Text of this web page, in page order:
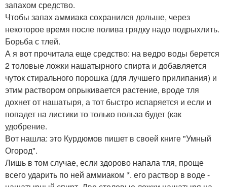
запахом средство.
Чтобы запах аммиака сохранился дольше, через
некоторое время после полива грядку надо подрыхлить.
Борьба с тлей.
А я вот прочитала еще средство: на ведро воды берется
2 толовые ложки нашатырного спирта и добавляется
чуток стирального порошка (для лучшего прилипания) и
этим раствором опрыкивается растение, вроде тля
дохнет от нашатыря, а тот быстро испаряется и если и
попадет на листики то только польза будет (как
удобрение.
Вот нашла: это Курдюмов пишет в своей книге "Умный
Огород".
Лишь в том случае, если здорово напала тля, проще
всего ударить по ней аммиаком *. его раствор в воде -